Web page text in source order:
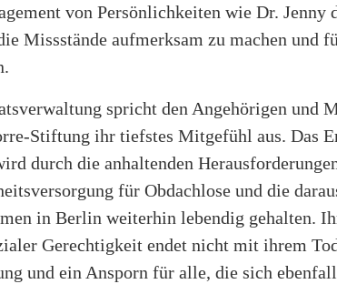
von Persönlichkeiten wie Dr. Jenny
Missstände aufmerksam zu machen und
spricht den Angehörigen und
Stiftung ihr tiefstes Mitgefühl aus. Das
durch die anhaltenden
für Obdachlose und die
in Berlin weiterhin lebendig gehalten.
Gerechtigkeit endet nicht mit ihrem
und ein Ansporn für alle, die sich